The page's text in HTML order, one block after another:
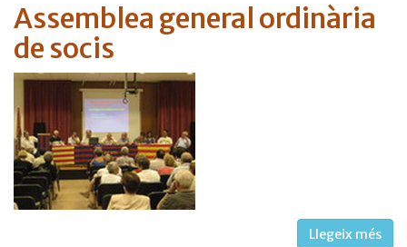
Assemblea general ordinària
de socis
Llegeix més